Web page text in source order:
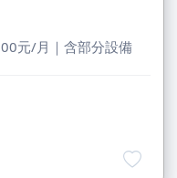
元/月｜含部分設備